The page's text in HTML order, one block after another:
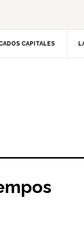
CAPITALES